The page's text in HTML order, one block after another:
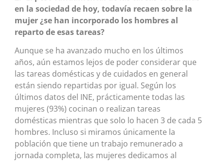
en la sociedad de hoy, todavía recaen sobre la
mujer ¿se han incorporado los hombres al
reparto de esas tareas?
Aunque se ha avanzado mucho en los últimos
años, aún estamos lejos de poder considerar que
las tareas domésticas y de cuidados en general
están siendo repartidas por igual. Según los
últimos datos del INE, prácticamente todas las
mujeres (93%) cocinan o realizan tareas
domésticas mientras que solo lo hacen 3 de cada 5
hombres. Incluso si miramos únicamente la
población que tiene un trabajo remunerado a
jornada completa, las mujeres dedicamos al